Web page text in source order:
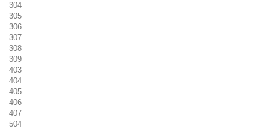
304
305
306
307
308
309
403
404
405
406
407
504